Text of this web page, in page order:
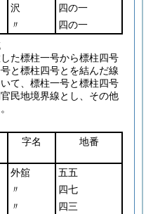
沢
四の一
〃
四の一
た標柱一号から標柱四号
と標柱四号とを結んだ線
て、標柱一号と標柱四号
民地境界線とし、その他
字名 地番
外舘
五五
〃
四七
〃
四三